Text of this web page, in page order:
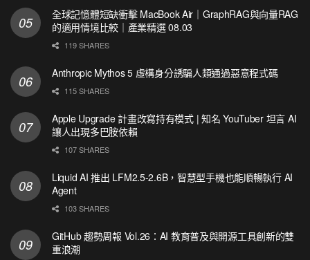
全球記憶體短缺衝擊 MacBook Air｜GraphRAG與向量RAG
的適用情境比較｜產業精選 08.03
119 SHARES
Anthropic Mythos 5 虛構身分誘騙人類通過惡意程式碼
115 SHARES
Apple Upgrade 計畫改寫持有模式 | 知名 YouTuber 坦言 AI
讓人出現多巴胺依賴
107 SHARES
Liquid AI 推出 LFM2.5-2.6B，智慧型手機也能順暢執行 AI
Agent
103 SHARES
GitHub 趨勢周報 Vol.26：AI 教育普及與開源工具創新的雙
重浪潮